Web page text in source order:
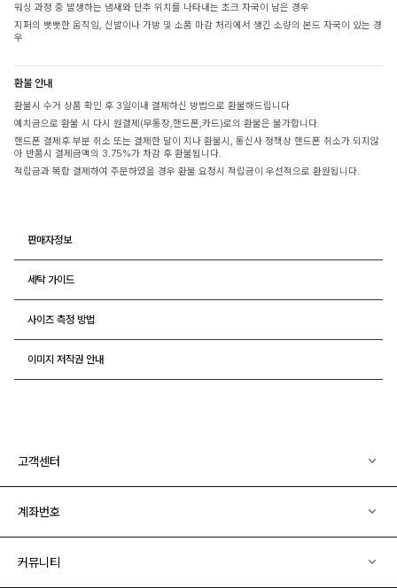
워싱 과정 중 발생하는 냄새와 단추 위치를 나타내는 초크 자국이 남은 경우
지퍼의 뻣뻣한 움직임, 신발이나 가방 및 소품 마감 처리에서 생긴 소량의 본드 자국이 있는 경
우
환불 안내
환불시 수거 상품 확인 후 3일이내 결제하신 방법으로 환불해드립니다
예치금으로 환불 시 다시 원결제(무통장,핸드폰,카드)로의 환불은 불가합니다.
핸드폰 결제후 부분 취소 또는 결제한 달이 지나 환불시, 통신사 정책상 핸드폰 취소가 되지않
아 반품시 결제금액의 3.75%가 차감 후 환불됩니다.
적립금과 복합 결제하여 주문하였을 경우 환불 요청시 적립금이 우선적으로 환원됩니다.
판매자정보
세탁 가이드
사이즈 측정 방법
이미지 저작권 안내
고객센터
계좌번호
커뮤니티